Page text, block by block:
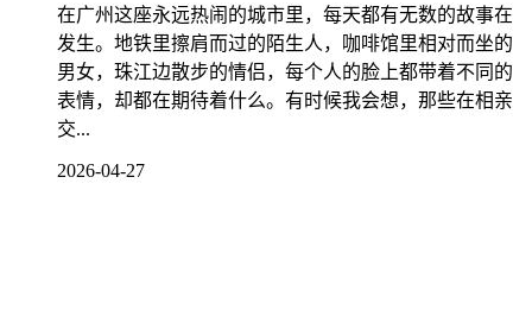
在广州这座永远热闹的城市里，每天都有无数的故事在
发生。地铁里擦肩而过的陌生人，咖啡馆里相对而坐的
男女，珠江边散步的情侣，每个人的脸上都带着不同的
表情，却都在期待着什么。有时候我会想，那些在相亲
交...
2026-04-27